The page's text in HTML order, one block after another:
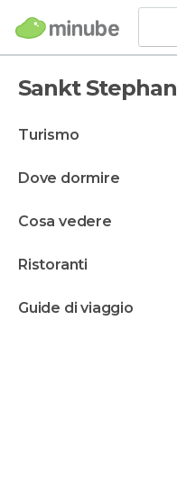
Sankt Stephan
turismo
dove dormire
cosa vedere
ristoranti
guide di viaggio